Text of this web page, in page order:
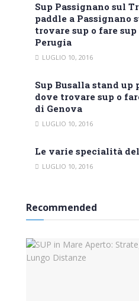
Sup Passignano sul
paddle a Passignano
trovare sup o fare
Perugia
LUGLIO 10, 2016
Sup Busalla stand up
dove trovare sup o
di Genova
LUGLIO 10, 2016
Le varie specialità
LUGLIO 10, 2016
Recommended